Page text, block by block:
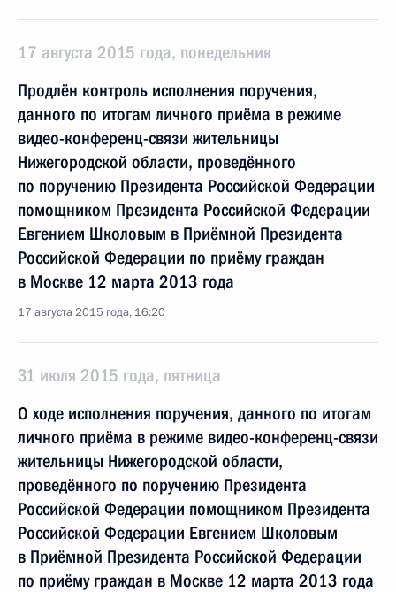
17 августа 2015 года, понедельник
Продлён контроль исполнения поручения,
данного по итогам личного приёма в режиме
видео-конференц-связи жительницы
Нижегородской области, проведённого
по поручению Президента Российской Федерации
помощником Президента Российской Федерации
Евгением Школовым в Приёмной Президента
Российской Федерации по приёму граждан
в Москве 12 марта 2013 года
17 августа 2015 года, 16:20
31 июля 2015 года, пятница
О ходе исполнения поручения, данного по итогам
личного приёма в режиме видео-конференц-связи
жительницы Нижегородской области,
проведённого по поручению Президента
Российской Федерации помощником Президента
Российской Федерации Евгением Школовым
в Приёмной Президента Российской Федерации
по приёму граждан в Москве 12 марта 2013 года